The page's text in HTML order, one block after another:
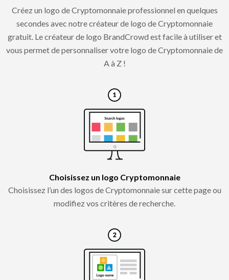
Créez un logo de Cryptomonnaie professionnel en quelques
secondes avec notre créateur de logo de Cryptomonnaie
gratuit. Le créateur de logo BrandCrowd est facile à utiliser et
vous permet de personnaliser votre logo de Cryptomonnaie de
A à Z !
Choisissez un logo Cryptomonnaie
Choisissez l’un des logos de Cryptomonnaie sur cette page ou
modifiez vos critères de recherche.